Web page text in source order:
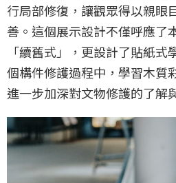
行局部修復，讓觀眾得以親眼
善。這個展示設計不僅呼應
「續舊式」，更設計了貼紙
個構件修護過程中，學習木質
進一步加深對文物修護的了解